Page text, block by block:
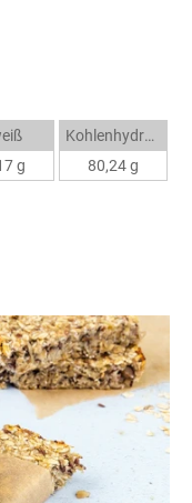
g
Kohlenhydrate
80,24 g